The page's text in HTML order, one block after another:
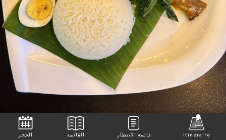
الحجز القائمة قائمة الانتظار Itinéraire